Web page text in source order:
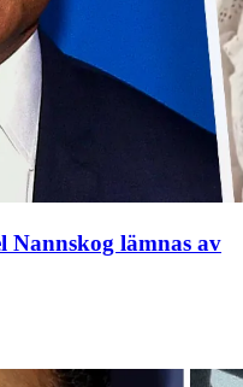
lämnas av